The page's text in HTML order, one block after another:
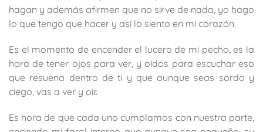
hagan y además afirmen que no sirve de nada, yo hago
lo que tengo que hacer y así lo siento en mi corazón.
Es el momento de encender el lucero de mi pecho, es la
hora de tener ojos para ver, y oídos para escuchar eso
que resuena dentro de ti y que aunque seas sordo y
ciego, vas a ver y oír.
Es hora de que cada uno cumplamos con nuestra parte,